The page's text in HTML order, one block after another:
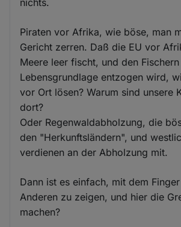
nichts.
Piraten vor Afrika, wie böse, man
Gericht zerren. Daß die EU vor
Meere leer fischt, und den
Lebensgrundlage entzogen wird,
vor Ort lösen? Warum sind unsere
dort?
Oder Regenwaldabholzung, die
den "Herkunftsländern", und
verdienen an der Abholzung mit.
Dann ist es einfach, mit dem
Anderen zu zeigen, und hier die
machen?